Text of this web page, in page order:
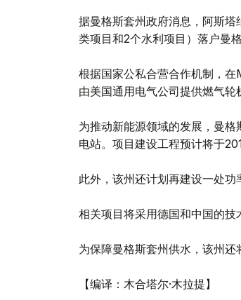
据曼格斯套州政府消息，阿斯
类项目和2个水利项目）落户曼格
根据国家公私合营合作机制，
由美国通用电气公司提供燃气轮
为推动新能源领域的发展，曼
电站。项目建设工程预计将于
此外，该州还计划再建设一处功
相关项目将采用德国和中国的技
为保障曼格斯套州供水，该州还
【编译：木合塔尔·木拉提】